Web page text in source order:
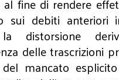
sui debiti anteriori
distorsione
delle trascrizioni
mancato